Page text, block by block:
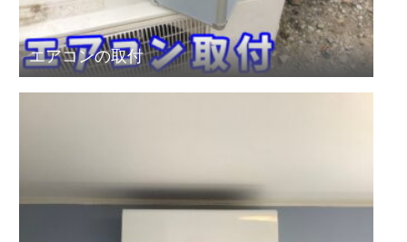
エアコンの取付